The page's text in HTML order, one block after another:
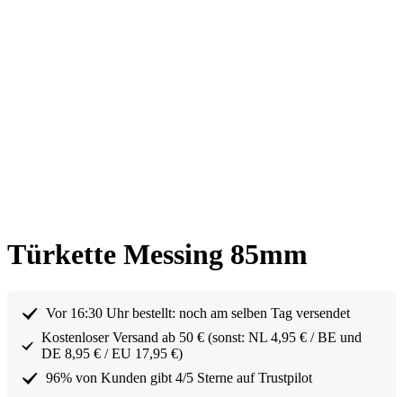
Türkette Messing 85mm
Vor 16:30 Uhr bestellt: noch am selben Tag versendet
Kostenloser Versand ab 50 € (sonst: NL 4,95 € / BE und
DE 8,95 € / EU 17,95 €)
96% von Kunden gibt 4/5 Sterne auf Trustpilot